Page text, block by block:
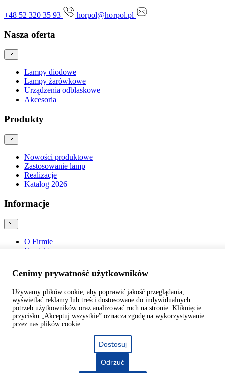
+48 52 320 35 93 horpol@horpol.pl
Nasza oferta
Lampy diodowe
Lampy żarówkowe
Urządzenia odblaskowe
Akcesoria
Produkty
Nowości produktowe
Zastosowanie lamp
Realizacje
Katalog 2026
Informacje
O Firmie
Kontakt
Bezpieczeństwo produktów
webtom.pl
Cenimy prywatność użytkowników
Używamy plików cookie, aby poprawić jakość przeglądania,
wyświetlać reklamy lub treści dostosowane do indywidualnych
potrzeb użytkowników oraz analizować ruch na stronie. Kliknięcie
przycisku „Akceptuj wszystkie” oznacza zgodę na wykorzystywanie
przez nas plików cookie.
Dostosuj
Odrzuć